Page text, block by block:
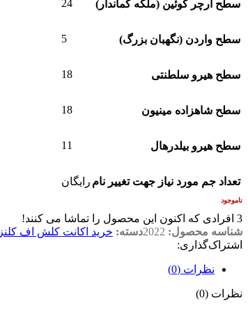
سطح آرچر کوئین (ملکه کماندار) 24
سطح واردن (نگهبان بزرگ) 5
سطح هیرو سلطنتی 18
سطح شاهزاده مینیون 18
سطح هیرو بیلدرهال 11
تعداد جم مورد نیاز جهت تغییر نام رایگان
ناموجود
3 افرادی که اکنون این محصول را تماشا می کنند!
شناسه محصول: 2022دسته: خرید اکانت کلش اف کلنز
اشتراک‌گذاری:
نظرات (0)
نظرات (0)